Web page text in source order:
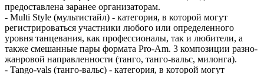
предоставлена заранее организаторам.
- Multi Style (мультистайл) - категория, в которой могут
регистрироваться участники любого или определенного
уровня танцевания, как профессионалы, так и любители, а
также смешанные пары формата Pro-Am. 3 композиции разно-
жанровой направленности (танго, танго-вальс, милонга).
- Tango-vals (танго-вальс) - категория, в которой могут